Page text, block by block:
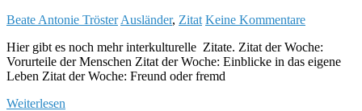
Beate Antonie Tröster Ausländer, Zitat Keine Kommentare
Hier gibt es noch mehr interkulturelle Zitate. Zitat der Woche:
Vorurteile der Menschen Zitat der Woche: Einblicke in das eigene
Leben Zitat der Woche: Freund oder fremd
Weiterlesen